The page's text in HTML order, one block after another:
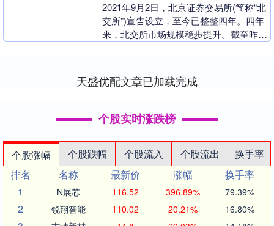
2021年9月2日，北京证券交易所(简称“北
交所”)宣告设立，至今已整整四年。四年
来，北交所市场规模稳步提升。截至昨
天盛优配文章已加载完成
个股实时涨跌榜
个股涨幅 个股跌幅 个股流入 个股流出
换手率
排名
名称 最新价 涨幅
换手率
1
N展芯 116.52 396.89% 79.39%
2 锐翔智能 110.02 20.21% 16.80%